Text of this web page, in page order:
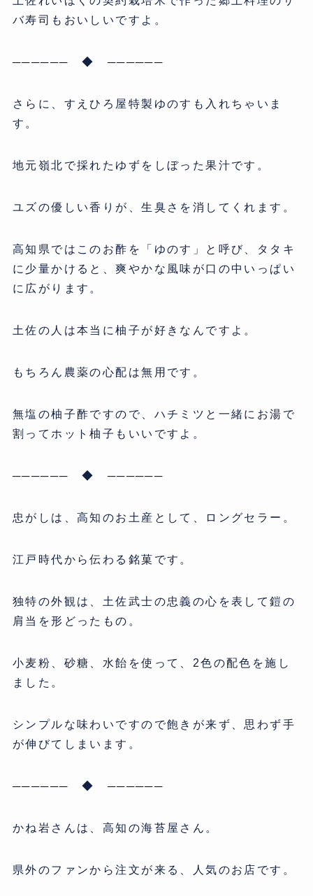
バ寿司もおいしいですよ。
────── ◆ ──────
さらに、すえひろ屋特製ゆのすも入れちゃいま
す。
地元嶺北で採れたゆずをしぼった果汁です。
ユズの優しい香りが、生臭さを消してくれます。
高知県ではこのお酢を「ゆのす」と呼び、タタキ
に少量かけると、爽やかな風味が口の中いっぱい
に広がります。
土佐の人は本当に柚子が好きなんですよ。
もちろん農薬の心配は無用です。
無塩の柚子酢ですので、ハチミツと一緒にお湯で
割ってホット柚子もいいですよ。
────── ◆ ──────
忠がしは、高知のお土産として、ロングセラー。
江戸時代から伝わる銘菓です。
独特の外観は、土佐武士の忠義の心を表して鎧の
肩当を形どったもの。
小麦粉、砂糖、水飴を使って、2色の配色を施し
ました。
シンプルな味わいですので飽きが来ず、思わず手
が伸びてしまいます。
────── ◆ ──────
かね岩さんは、高知の海苔屋さん。
県外のファンから注文が来る、人気のお店です。